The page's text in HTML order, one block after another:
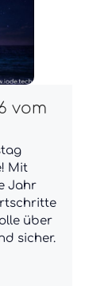
vom
Mit
Jahr
über
sicher.